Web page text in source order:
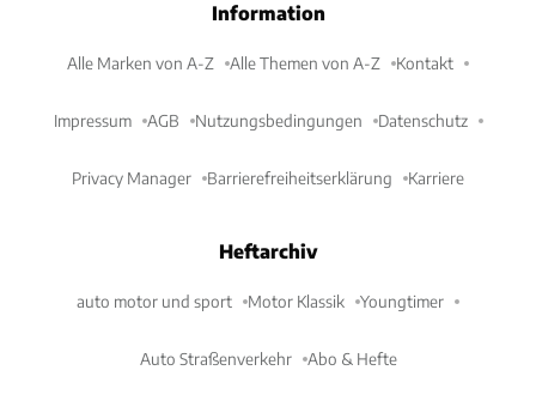
Information
Alle Marken von A-Z Alle Themen von A-Z Kontakt
Impressum AGB Nutzungsbedingungen Datenschutz
Privacy Manager Barrierefreiheitserklärung Karriere
Heftarchiv
auto motor und sport Motor Klassik Youngtimer
Auto Straßenverkehr Abo & Hefte